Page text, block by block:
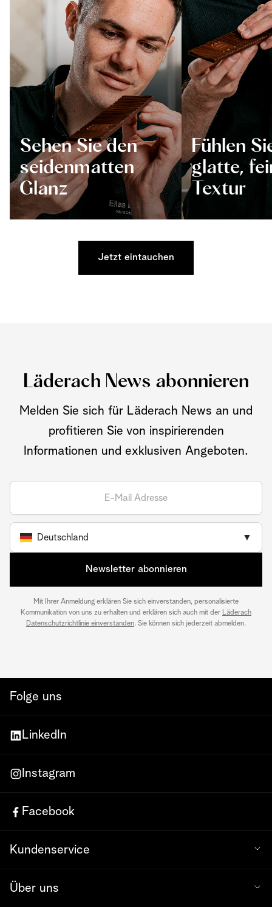
Sehen Sie den
seidenmatten
Glanz
Fühlen
glatte,
Textur
Jetzt eintauchen
Läderach News abonnieren
Melden Sie sich für Läderach News an und
profitieren Sie von inspirierenden
Informationen und exklusiven Angeboten.
Deutschland ▼
Newsletter abonnieren
Mit Ihrer Anmeldung erklären Sie sich einverstanden, personalisierte
Kommunikation von uns zu erhalten und erklären sich auch mit der Läderach
Datenschutzrichtlinie einverstanden. Sie können sich jederzeit abmelden.
Folge uns
LinkedIn
Instagram
Facebook
Kundenservice
Über uns